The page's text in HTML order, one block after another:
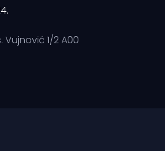
Vujnović 1/2 A00